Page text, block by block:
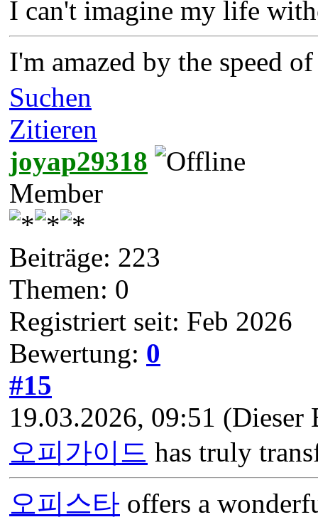
I can't imagine my life
I'm amazed by the speed
Suchen
Zitieren
joyap29318
Member
Beiträge: 223
Themen: 0
Registriert seit: Feb 2026
Bewertung: 0
#15
19.03.2026, 09:51 (Dieser
오피가이드 has truly
오피스타 offers a